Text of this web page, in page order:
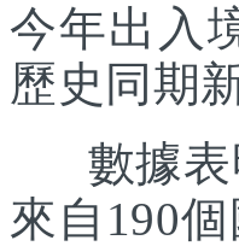
今年出入
歷史同期
數據表
來自190